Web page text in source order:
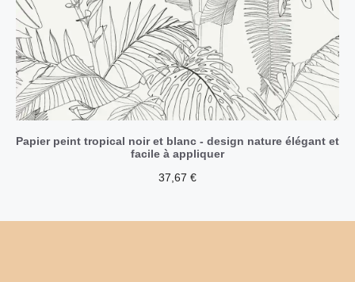
Papier peint tropical noir et blanc - design nature élégant et
facile à appliquer
37,67 €